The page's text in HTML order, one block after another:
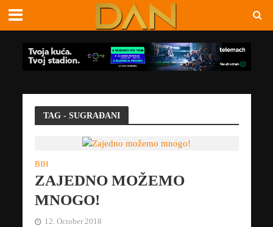
TAG - SUGRAĐANI
BIH
ZAJEDNO MOŽEMO
MNOGO!
12. October 2018